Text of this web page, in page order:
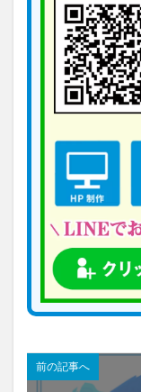
前の記事へ